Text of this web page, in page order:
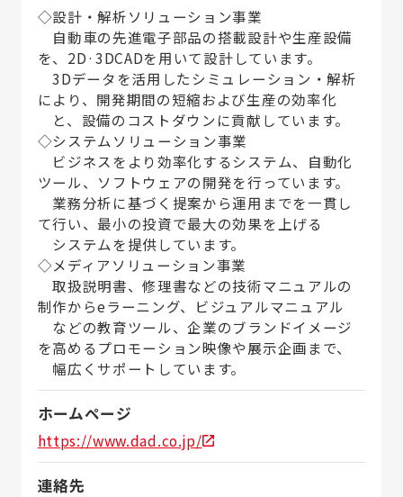
◇設計・解析ソリューション事業
自動車の先進電子部品の搭載設計や生産設備
を、2D·3DCADを用いて設計しています。
3Dデータを活用したシミュレーション・解析
により、開発期間の短縮および生産の効率化
と、設備のコストダウンに貢献しています。
◇システムソリューション事業
ビジネスをより効率化するシステム、自動化
ツール、ソフトウェアの開発を行っています。
業務分析に基づく提案から運用までを一貫し
て行い、最小の投資で最大の効果を上げる
システムを提供しています。
◇メディアソリューション事業
取扱説明書、修理書などの技術マニュアルの
制作からeラーニング、ビジュアルマニュアル
などの教育ツール、企業のブランドイメージ
を高めるプロモーション映像や展示企画まで、
幅広くサポートしています。
ホームページ
https://www.dad.co.jp/
連絡先